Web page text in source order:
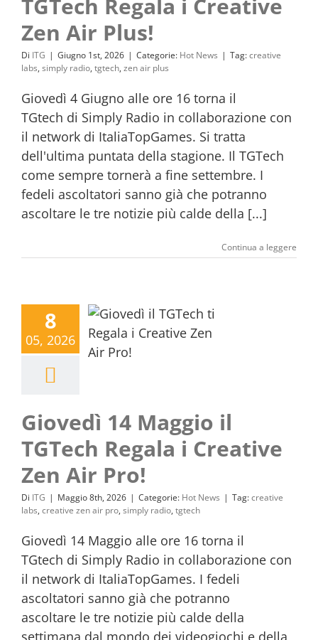
TGTech Regala i Creative
Zen Air Plus!
Di ITG | Giugno 1st, 2026 | Categorie: Hot News | Tag:creative
labs, simply radio, tgtech, zen air plus
Giovedì 4 Giugno alle ore 16 torna il
TGtech di Simply Radio in collaborazione con
il network di ItaliaTopGames. Si tratta
dell'ultima puntata della stagione. Il TGTech
come sempre tornerà a fine settembre. I
fedeli ascoltatori sanno già che potranno
ascoltare le tre notizie più calde della [...]
Continua a leggere
8
05, 2026
Giovedì 14 Maggio il
TGTech Regala i Creative
Zen Air Pro!
Di ITG | Maggio 8th, 2026 | Categorie: Hot News | Tag:creative
labs, creative zen air pro, simply radio, tgtech
Giovedì 14 Maggio alle ore 16 torna il
TGtech di Simply Radio in collaborazione con
il network di ItaliaTopGames. I fedeli
ascoltatori sanno già che potranno
ascoltare le tre notizie più calde della
settimana dal mondo dei videogiochi e della